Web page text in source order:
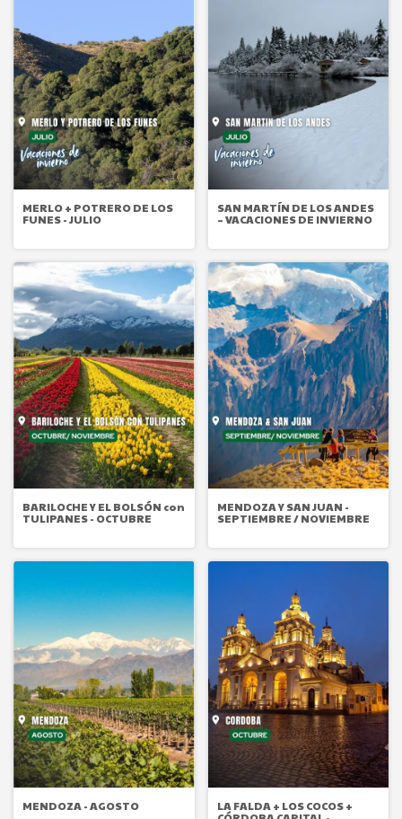
MERLO + POTRERO DE LOS
FUNES - JULIO
SAN MARTÍN DE LOS ANDES
– VACACIONES DE INVIERNO
BARILOCHE Y EL BOLSÓN con
TULIPANES - OCTUBRE
MENDOZA Y SAN JUAN -
SEPTIEMBRE / NOVIEMBRE
MENDOZA - AGOSTO
LA FALDA + LOS COCOS +